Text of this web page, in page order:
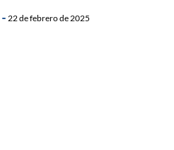
22 de febrero de 2025